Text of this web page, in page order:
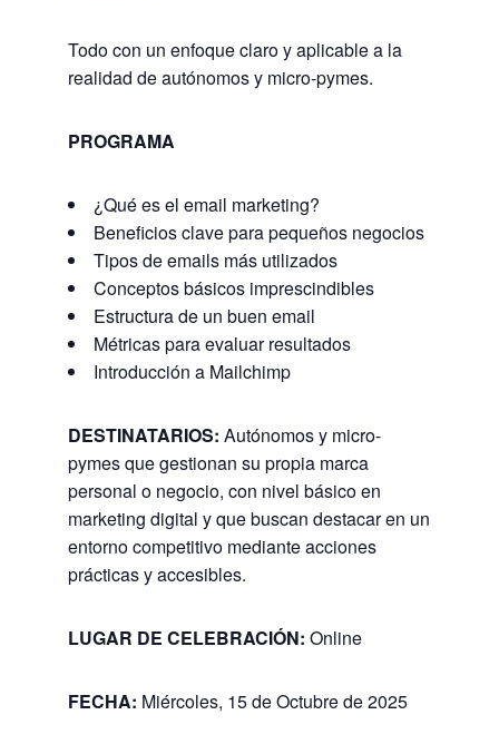
Todo con un enfoque claro y aplicable a la
realidad de autónomos y micro-pymes.
PROGRAMA
¿Qué es el email marketing?
Beneficios clave para pequeños negocios
Tipos de emails más utilizados
Conceptos básicos imprescindibles
Estructura de un buen email
Métricas para evaluar resultados
Introducción a Mailchimp
DESTINATARIOS: Autónomos y micro-
pymes que gestionan su propia marca
personal o negocio, con nivel básico en
marketing digital y que buscan destacar en un
entorno competitivo mediante acciones
prácticas y accesibles.
LUGAR DE CELEBRACIÓN: Online
FECHA: Miércoles, 15 de Octubre de 2025